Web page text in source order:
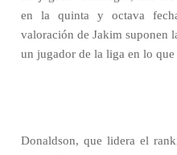
en la quinta y octava
valoración de Jakim suponen
un jugador de la liga en lo que
Donaldson, que lidera el